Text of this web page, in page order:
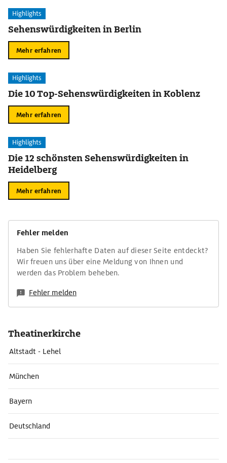
Highlights
Sehenswürdigkeiten in Berlin
Mehr erfahren
Highlights
Die 10 Top-Sehenswürdigkeiten in Koblenz
Mehr erfahren
Highlights
Die 12 schönsten Sehenswürdigkeiten in
Heidelberg
Mehr erfahren
Fehler melden
Haben Sie fehlerhafte Daten auf dieser Seite entdeckt?
Wir freuen uns über eine Meldung von Ihnen und
werden das Problem beheben.
Fehler melden
Theatinerkirche
Altstadt - Lehel
München
Bayern
Deutschland